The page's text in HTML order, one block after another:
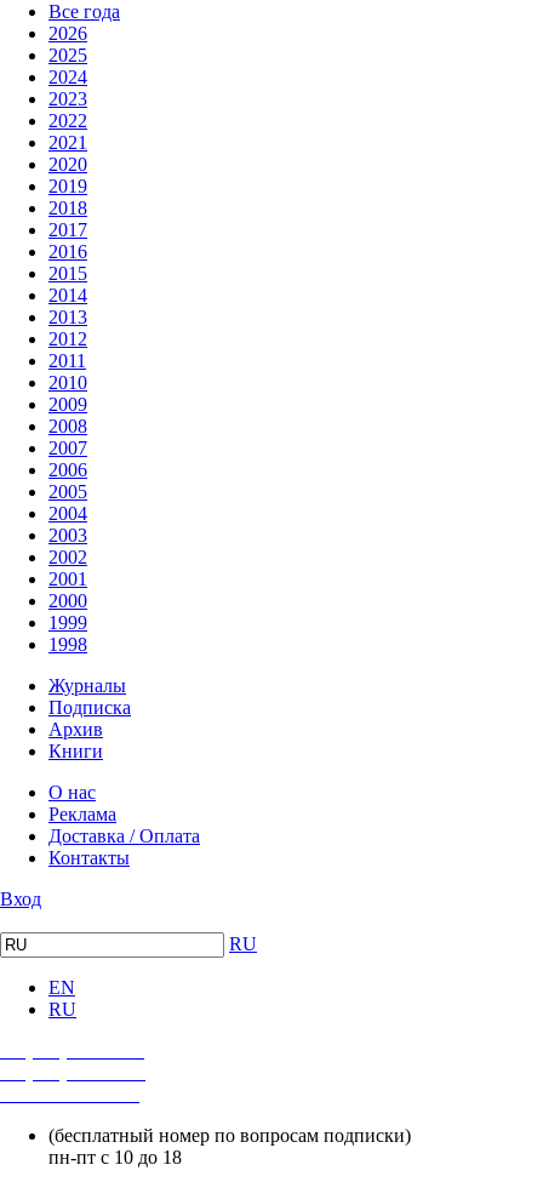
Все года
2026
2025
2024
2023
2022
2021
2020
2019
2018
2017
2016
2015
2014
2013
2012
2011
2010
2009
2008
2007
2006
2005
2004
2003
2002
2001
2000
1999
1998
Журналы
Подписка
Архив
Книги
О нас
Реклама
Доставка / Оплата
Контакты
Вход
RU
EN
RU
(бесплатный номер по вопросам подписки)
пн-пт с 10 до 18